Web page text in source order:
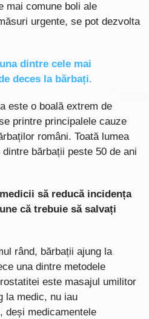
mai comune boli ale
urgente, se pot dezvolta
dintre cele mai
deces la bărbați.
este o boală extrem de
printre principalele cauze
români. Toată lumea
bărbații peste 50 de ani
să reducă incidența
că trebuie să salvați
rând, bărbații ajung la
una dintre metodele
este masajul umilitor
la medic, nu iau
deși medicamentele